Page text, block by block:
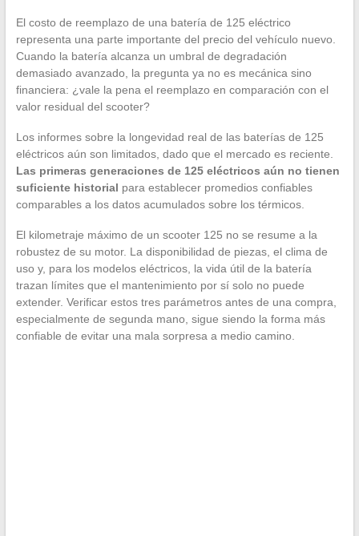
El costo de reemplazo de una batería de 125 eléctrico
representa una parte importante del precio del vehículo nuevo.
Cuando la batería alcanza un umbral de degradación
demasiado avanzado, la pregunta ya no es mecánica sino
financiera: ¿vale la pena el reemplazo en comparación con el
valor residual del scooter?
Los informes sobre la longevidad real de las baterías de 125
eléctricos aún son limitados, dado que el mercado es reciente.
Las primeras generaciones de 125 eléctricos aún no tienen
suficiente historial para establecer promedios confiables
comparables a los datos acumulados sobre los térmicos.
El kilometraje máximo de un scooter 125 no se resume a la
robustez de su motor. La disponibilidad de piezas, el clima de
uso y, para los modelos eléctricos, la vida útil de la batería
trazan límites que el mantenimiento por sí solo no puede
extender. Verificar estos tres parámetros antes de una compra,
especialmente de segunda mano, sigue siendo la forma más
confiable de evitar una mala sorpresa a medio camino.